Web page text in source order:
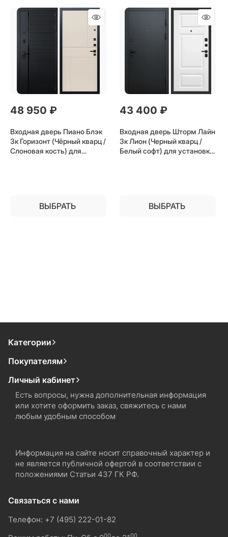
48 950 ₽
Входная дверь Пиано Блэк
3к Горизонт (Чёрный кварц /
Слоновая кость) для
ВЫБРАТЬ
43 400 ₽
Входная дверь Шторм Лайн
3к Лион (Черный кварц /
Белый софт) для установки
ВЫБРАТЬ
Категории
Покупателям
Личный кабинет
Есть вопросы, нужна дополнительная информация
или хотите оформить заказ, свяжитесь с нами
любым удобным способом
Информация на сайте носит справочный характер и
не является публичной офертой в соответствии с
положениями Статьи 437 ГК РФ.
Связаться с нами
Телефон: +7 (495) 222-01-82